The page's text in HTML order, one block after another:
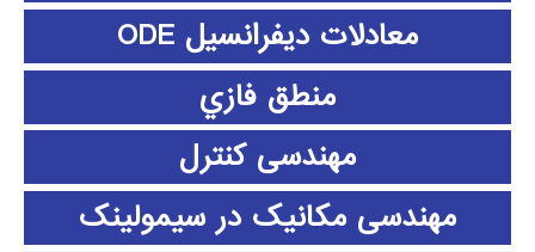
معادلات دیفرانسیل ODE
منطق فازي
مهندسی کنترل
مهندسی مکانیک در سیمولینک